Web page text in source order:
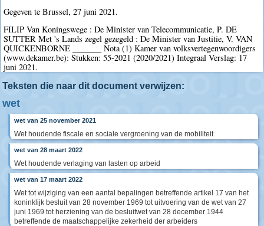
Gegeven te Brussel, 27 juni 2021.
FILIP Van Koningswege : De Minister van Telecommunicatie, P. DE
SUTTER Met 's Lands zegel gezegeld : De Minister van Justitie, V. VAN
QUICKENBORNE _______ Nota (1) Kamer van volksvertegenwoordigers
(www.dekamer.be): Stukken: 55-2021 (2020/2021) Integraal Verslag: 17
juni 2021.
Teksten die naar dit document verwijzen:
wet
wet van 25 november 2021
Wet houdende fiscale en sociale vergroening van de mobiliteit
wet van 28 maart 2022
Wet houdende verlaging van lasten op arbeid
wet van 17 maart 2022
Wet tot wijziging van een aantal bepalingen betreffende artikel 17 van het
koninklijk besluit van 28 november 1969 tot uitvoering van de wet van 27
juni 1969 tot herziening van de besluitwet van 28 december 1944
betreffende de maatschappelijke zekerheid der arbeiders